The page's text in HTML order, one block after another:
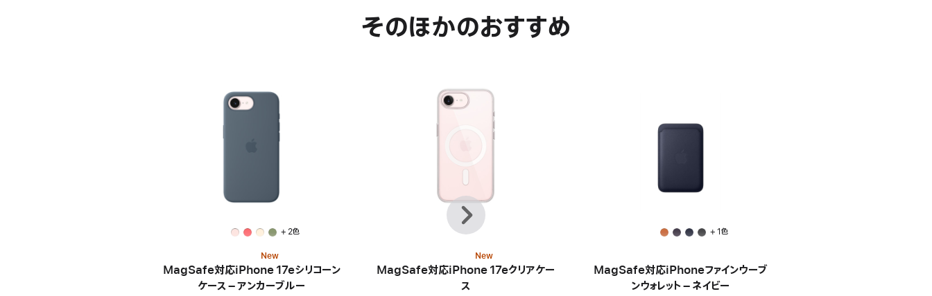
そのほかのおすすめ
+ 2色
New
MagSafe対応iPhone 17eシリコーン
ケース – アンカーブルー
New
MagSafe対応iPhone 17eクリアケー
ス
+ 1色
MagSafe対応iPhoneファインウーブ
ンウォレット – ネイビー
前
へ
次